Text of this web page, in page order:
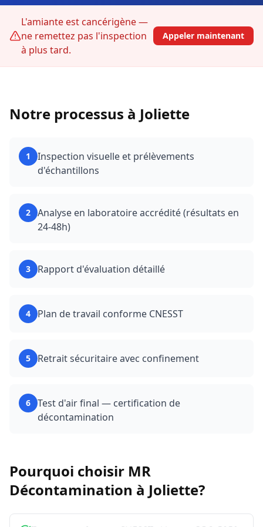
L'amiante est cancérigène —
ne remettez pas l'inspection
à plus tard.
Appeler maintenant
Notre processus à Joliette
1
Inspection visuelle et prélèvements
d'échantillons
2
Analyse en laboratoire accrédité (résultats en
24-48h)
3 Rapport d'évaluation détaillé
4 Plan de travail conforme CNESST
5 Retrait sécuritaire avec confinement
6
Test d'air final — certification de
décontamination
Pourquoi choisir MR
Décontamination à Joliette?